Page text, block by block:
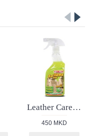
Leather Care 3in1
450 MKD